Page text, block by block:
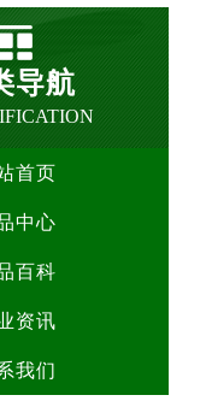
导航
首页
中心
百科
资讯
我们